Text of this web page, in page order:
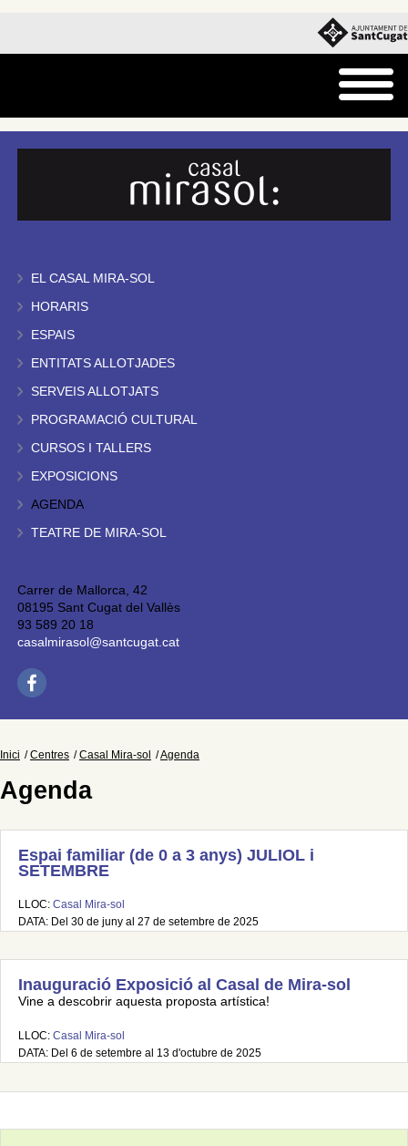
EL CASAL MIRA-SOL
HORARIS
ESPAIS
ENTITATS ALLOTJADES
SERVEIS ALLOTJATS
PROGRAMACIÓ CULTURAL
CURSOS I TALLERS
EXPOSICIONS
AGENDA
TEATRE DE MIRA-SOL
Carrer de Mallorca, 42
08195 Sant Cugat del Vallès
93 589 20 18
casalmirasol@santcugat.cat
Inici Centres Casal Mira-sol Agenda
Agenda
Espai familiar (de 0 a 3 anys) JULIOL i
SETEMBRE
LLOC: Casal Mira-sol
DATA: Del 30 de juny al 27 de setembre de 2025
Inauguració Exposició al Casal de Mira-sol
Vine a descobrir aquesta proposta artística!
LLOC: Casal Mira-sol
DATA: Del 6 de setembre al 13 d'octubre de 2025